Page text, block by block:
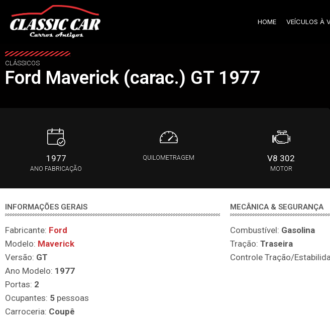
HOME VEÍCULOS À
CLÁSSICOS
Ford Maverick (carac.) GT 1977
1977
ANO FABRICAÇÃO
QUILOMETRAGEM V8 302
MOTOR
INFORMAÇÕES GERAIS
Fabricante: Ford
Modelo: Maverick
Versão: GT
Ano Modelo: 1977
Portas: 2
Ocupantes: 5 pessoas
Carroceria: Coupê
MECÂNICA & SEGURANÇA
Combustível: Gasolina
Tração: Traseira
Controle Tração/